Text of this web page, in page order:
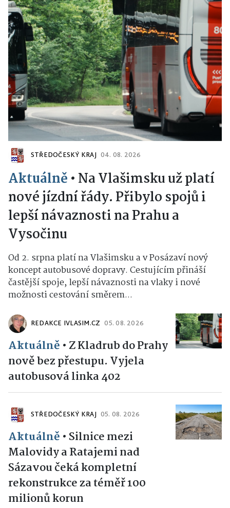
STŘEDOČESKÝ KRAJ 04. 08. 2026
Aktuálně • Na Vlašimsku už platí
nové jízdní řády. Přibylo spojů i
lepší návaznosti na Prahu a
Vysočinu
Od 2. srpna platí na Vlašimsku a v Posázaví nový
koncept autobusové dopravy. Cestujícím přináší
častější spoje, lepší návaznosti na vlaky i nové
možnosti cestování směrem...
REDAKCE IVLASIM.CZ 05. 08. 2026
Aktuálně • Z Kladrub do Prahy
nově bez přestupu. Vyjela
autobusová linka 402
STŘEDOČESKÝ KRAJ 05. 08. 2026
Aktuálně • Silnice mezi
Malovidy a Ratajemi nad
Sázavou čeká kompletní
rekonstrukce za téměř 100
milionů korun